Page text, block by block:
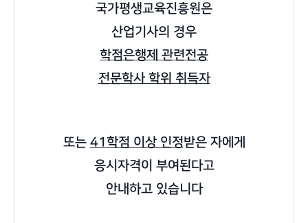
국가평생교육진흥원은
산업기사의 경우
학점은행제 관련전공
전문학사 학위 취득자
또는 41학점 이상 인정받은 자에게
응시자격이 부여된다고
안내하고 있습니다